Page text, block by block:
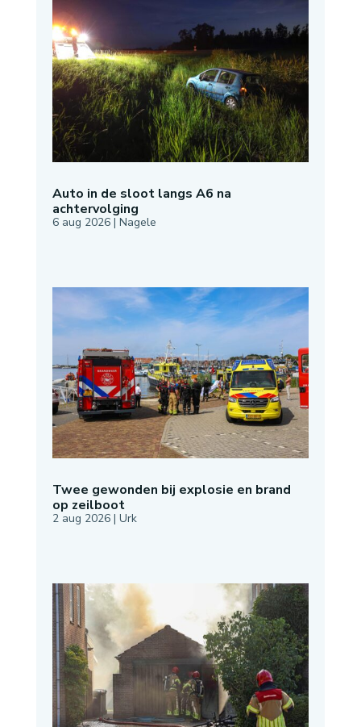
Auto in de sloot langs A6 na
achtervolging
6 aug 2026| Nagele
Twee gewonden bij explosie en brand
op zeilboot
2 aug 2026| Urk